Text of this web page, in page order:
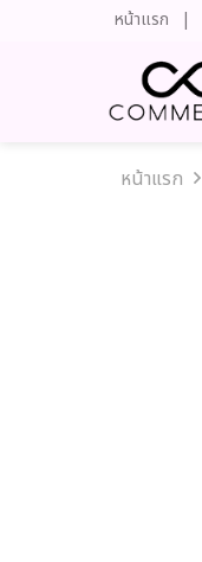
หน้าแรก
หน้าแรก